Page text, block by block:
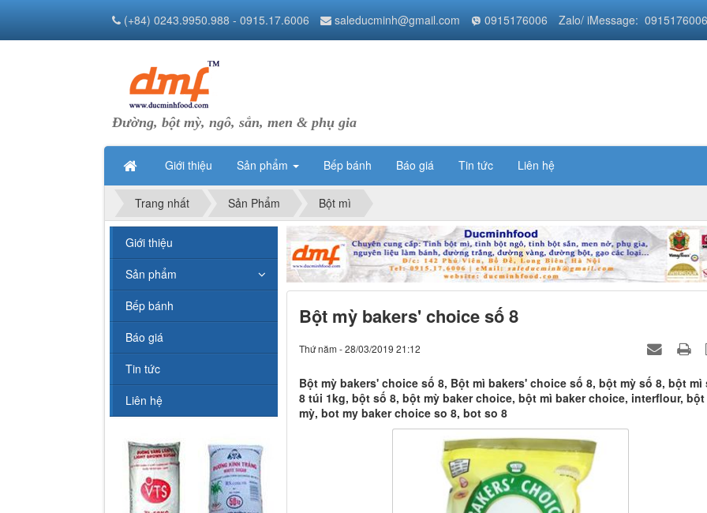
Đường, bột mỳ, ngô, sắn, men & phụ gia
Giới thiệu Sản phẩm Bếp bánh Báo giá Tin tức Liên hệ
(+84) 0243.9950.988 - 0915.17.6006 saleducminh@gmail.com 0915176006 Zalo/ iMessage: 0915176006
Trang nhất Sản Phẩm Bột mì
Bột mỳ bakers' choice số 8
Thứ năm - 28/03/2019 21:12
Bột mỳ bakers' choice số 8, Bột mì bakers' choice số 8, bột mỳ số 8, bột mì
8 túi 1kg, bột số 8, bột mỳ baker choice, bột mì baker choice, interflour, bột
mỳ, bot my baker choice so 8, bot so 8
Giới thiệu
Sản phẩm
Bếp bánh
Báo giá
Tin tức
Liên hệ